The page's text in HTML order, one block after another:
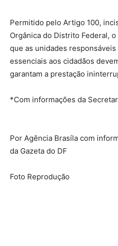
Permitido pelo Artigo 100,
Orgânica do Distrito Federal,
que as unidades
essenciais aos cidadãos
garantam a prestação
*Com informações da
Por Agência Brasíla com
da Gazeta do DF
Foto Reprodução